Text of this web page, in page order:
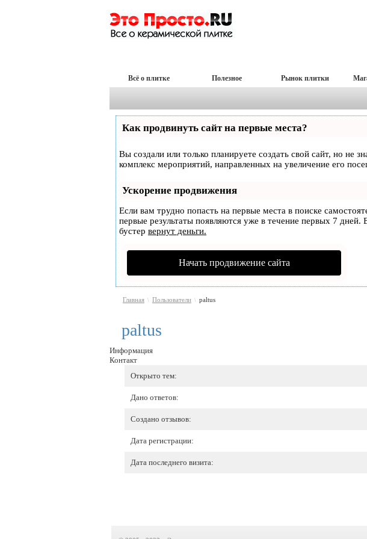
Всё о плитке Полезное Рынок плитки
Как продвинуть сайт на первые места?
Вы создали или только планируете создать свой сайт, но не
комплекс мероприятий, направленных на увеличение его
Ускорение продвижения
Если вам трудно попасть на первые места в поиске
первые результаты появляются уже в течение первых 7
бустер вернут деньги.
Начать продвижение сайта
Главная \ Пользователи \ paltus
paltus
Информация
Контакт
Открыто тем:
Дано ответов:
Создано отзывов:
Дата регистрации:
Дата последнего визита: